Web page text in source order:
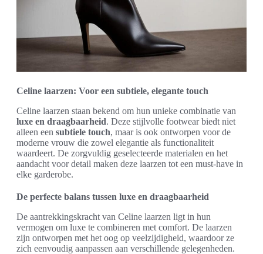
Celine laarzen: Voor een subtiele, elegante touch
Celine laarzen staan bekend om hun unieke combinatie van
luxe en draagbaarheid. Deze stijlvolle footwear biedt niet
alleen een subtiele touch, maar is ook ontworpen voor de
moderne vrouw die zowel elegantie als functionaliteit
waardeert. De zorgvuldig geselecteerde materialen en het
aandacht voor detail maken deze laarzen tot een must-have in
elke garderobe.
De perfecte balans tussen luxe en draagbaarheid
De aantrekkingskracht van Celine laarzen ligt in hun
vermogen om luxe te combineren met comfort. De laarzen
zijn ontworpen met het oog op veelzijdigheid, waardoor ze
zich eenvoudig aanpassen aan verschillende gelegenheden.